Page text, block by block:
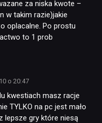
za niska kwote –
w takim razie)jakie
oplacalne. Po prostu
to 1 prob
o 20:47
kwestiach masz racje
TYLKO na pc jest mało
lepsze gry które niesą